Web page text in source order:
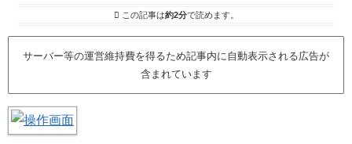
この記事は約2分で読めます。
サーバー等の運営維持費を得るため記事内に自動表示される広告が
含まれています